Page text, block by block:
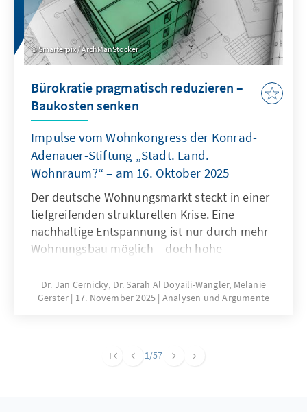
Smarterpix / ArchManStocker
Bürokratie pragmatisch reduzieren –
Baukosten senken
Impulse vom Wohnkongress der Konrad-
Adenauer-Stiftung „Stadt. Land.
Wohnraum?“ – am 16. Oktober 2025
Der deutsche Wohnungsmarkt steckt in einer
tiefgreifenden strukturellen Krise. Eine
nachhaltige Entspannung ist nur durch mehr
Wohnungsbau möglich – doch hohe
Vorgaben bremsen die Bautätigkeit erheblich.
Zur Lösung des Problems bedarf es einer
Dr. Jan Cernicky, Dr. Sarah Al Doyaili-Wangler, Melanie
Gerster
17. November 2025 Analysen und Argumente
1/57